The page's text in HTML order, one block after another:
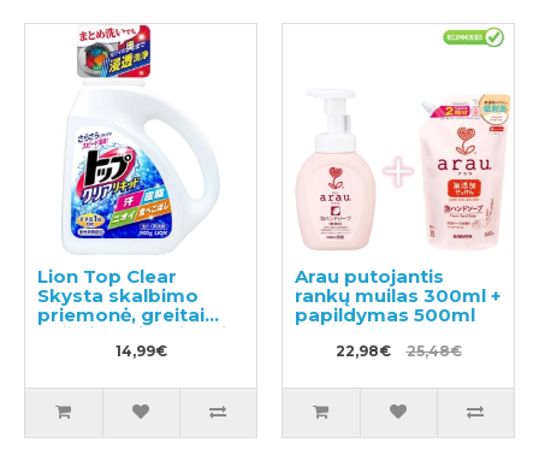
Lion Top Clear
Skysta skalbimo
priemonė, greitai
pašalinanti maisto ir
prakaito dėmes
14,99€
Arau putojantis
rankų muilas 300ml +
papildymas 500ml
22,98€ 25,48€